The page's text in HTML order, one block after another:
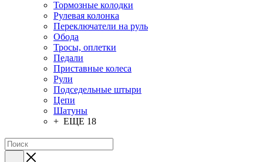
Тормозные колодки
Рулевая колонка
Переключатели на руль
Обода
Тросы, оплетки
Педали
Приставные колеса
Рули
Подседельные штыри
Цепи
Шатуны
+ ЕЩЕ 18